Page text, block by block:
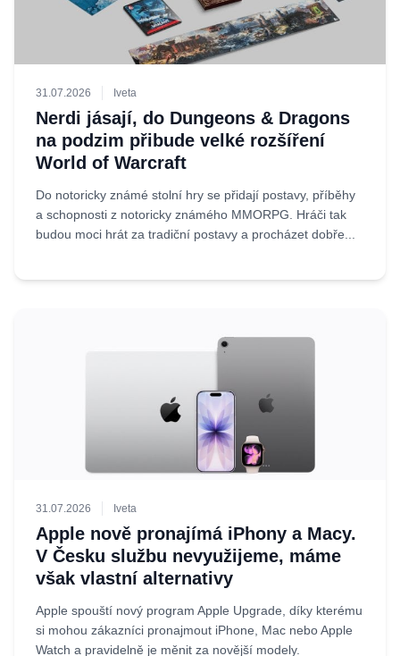
31.07.2026 Iveta
Nerdi jásají, do Dungeons & Dragons
na podzim přibude velké rozšíření
World of Warcraft
Do notoricky známé stolní hry se přidají postavy, příběhy
a schopnosti z notoricky známého MMORPG. Hráči tak
budou moci hrát za tradiční postavy a procházet dobře...
31.07.2026 Iveta
Apple nově pronajímá iPhony a Macy.
V Česku službu nevyužijeme, máme
však vlastní alternativy
Apple spouští nový program Apple Upgrade, díky kterému
si mohou zákazníci pronajmout iPhone, Mac nebo Apple
Watch a pravidelně je měnit za novější modely.